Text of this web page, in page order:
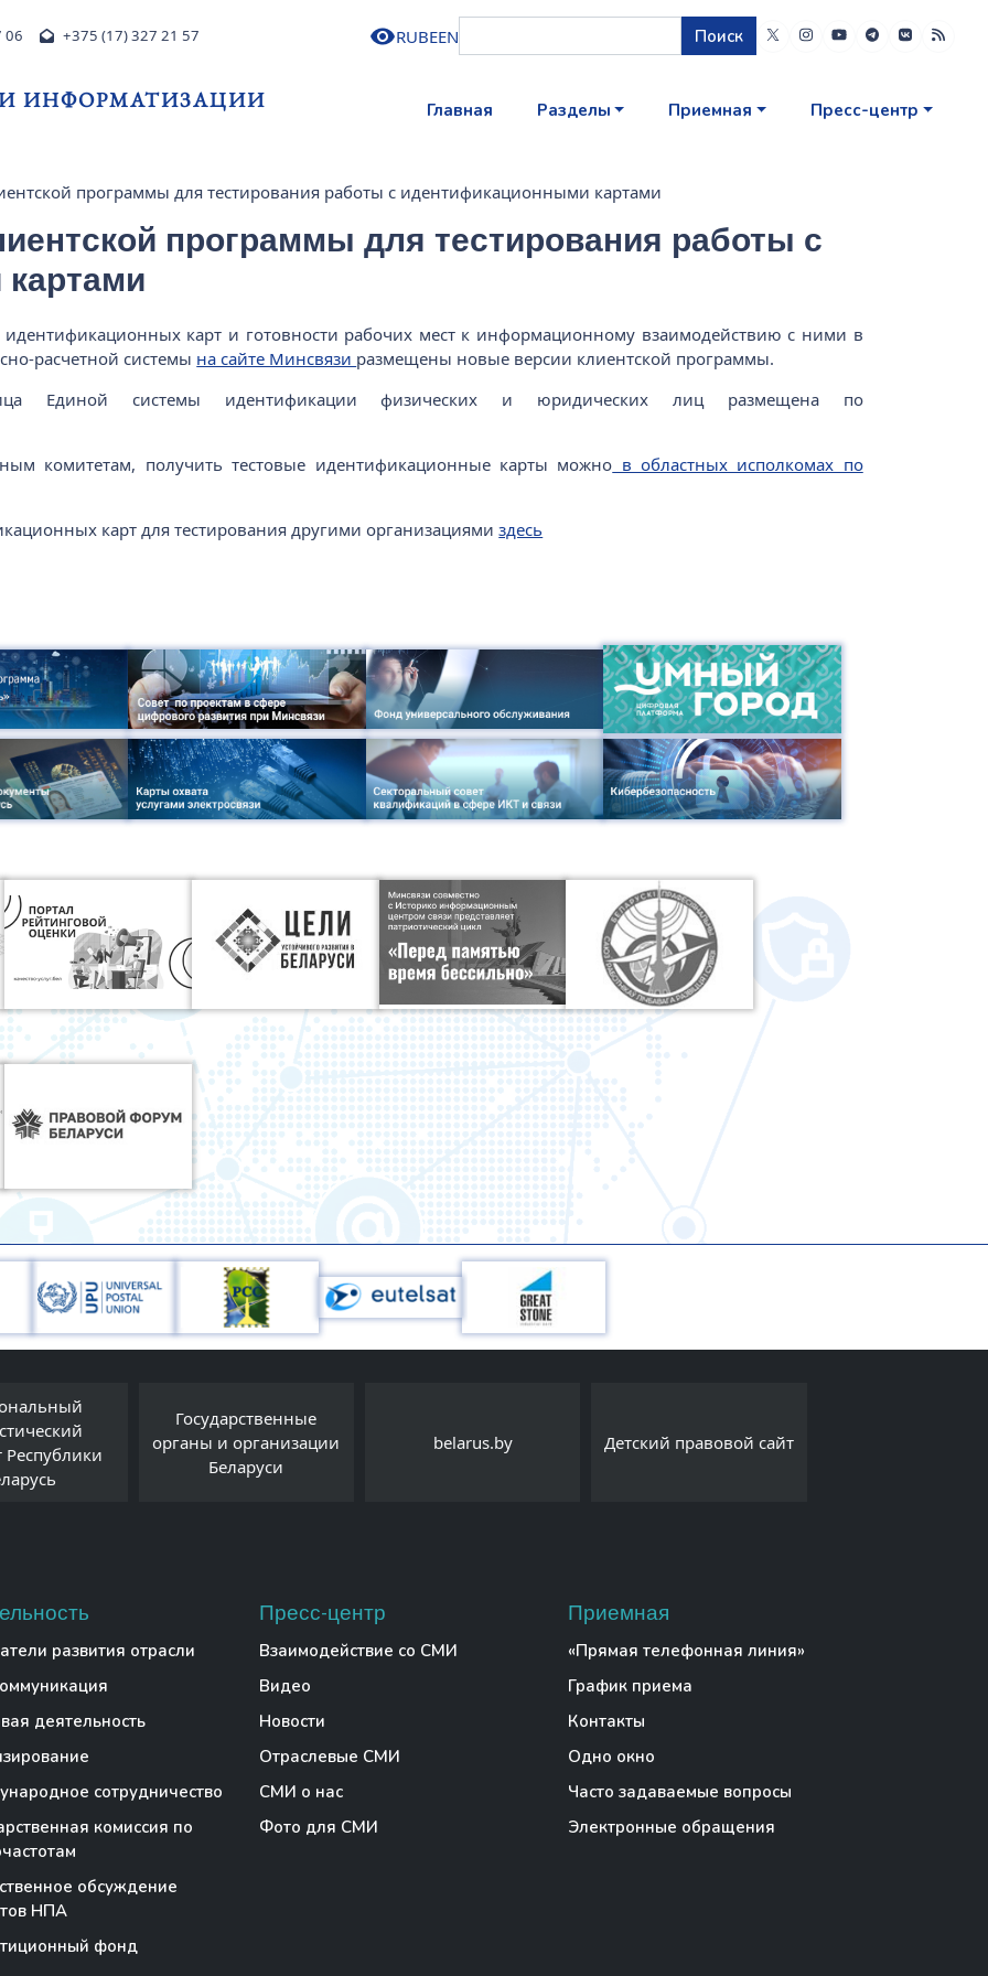
06 +375 (17) 327 21 57 RUBEEN Поиск
ИНФОРМАТИЗАЦИИ
Главная Разделы Приемная Пресс-центр
программы для тестирования работы с идентификационными картами
программы для тестирования работы с
идентификационных карт и готовности рабочих мест к информационному взаимодействию с ними в
расчетной системы на сайте Минсвязи размещены новые версии клиентской программы.
Единой системы идентификации физических и юридических лиц размещена по
комитетам, получить тестовые идентификационные карты можно в областных исполкомах по
карт для тестирования другими организациямиздесь
Республики
Государственные
органы и организации
Беларуси
belarus.by Детский правовой сайт
развития отрасли
деятельность
сотрудничество
комиссия по
обсуждение
НПА
фонд
Пресс-центр
Взаимодействие со СМИ
Видео
Новости
Отраслевые СМИ
СМИ о нас
Фото для СМИ
Приемная
«Прямая телефонная линия»
График приема
Контакты
Одно окно
Часто задаваемые вопросы
Электронные обращения